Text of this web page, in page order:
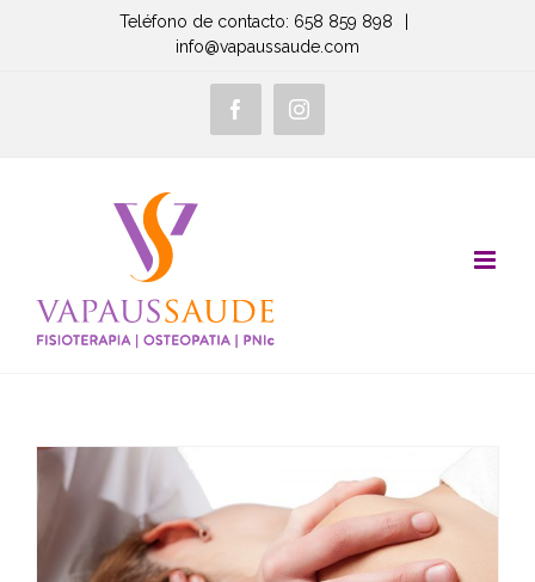
Teléfono de contacto: 658 859 898
info@vapaussaude.com
FacebookInstagram